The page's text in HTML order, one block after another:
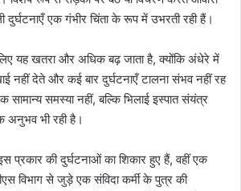
दुर्घटनाएँ एक गंभीर चिंता के रूप में उभरती रही हैं।
लिए यह खतरा और अधिक बढ़ जाता है, क्योंकि अंधेरे में
नहीं देते और कई बार दुर्घटनाएँ टालना संभव नहीं रह
सामान्य समस्या नहीं, बल्कि भिलाई इस्पात संयंत्र
अनुभव भी रही है।
प्रकार की दुर्घटनाओं का शिकार हुए हैं, वहीं एक
विभाग से जुड़े एक संविदा कर्मी के पुत्र की